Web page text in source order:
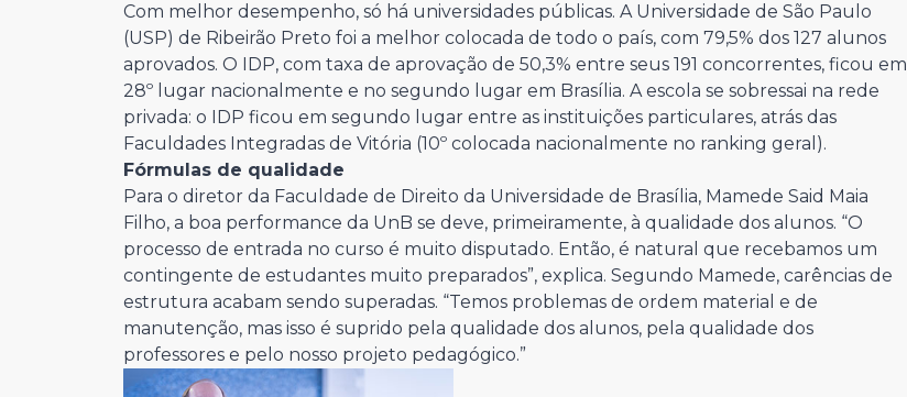
Com melhor desempenho, só há universidades públicas. A Universidade de São Paulo
(USP) de Ribeirão Preto foi a melhor colocada de todo o país, com 79,5% dos 127 alunos
aprovados. O IDP, com taxa de aprovação de 50,3% entre seus 191 concorrentes, ficou em
28º lugar nacionalmente e no segundo lugar em Brasília. A escola se sobressai na rede
privada: o IDP ficou em segundo lugar entre as instituições particulares, atrás das
Faculdades Integradas de Vitória (10º colocada nacionalmente no ranking geral).
Fórmulas de qualidade
Para o diretor da Faculdade de Direito da Universidade de Brasília, Mamede Said Maia
Filho, a boa performance da UnB se deve, primeiramente, à qualidade dos alunos. “O
processo de entrada no curso é muito disputado. Então, é natural que recebamos um
contingente de estudantes muito preparados”, explica. Segundo Mamede, carências de
estrutura acabam sendo superadas. “Temos problemas de ordem material e de
manutenção, mas isso é suprido pela qualidade dos alunos, pela qualidade dos
professores e pelo nosso projeto pedagógico.”